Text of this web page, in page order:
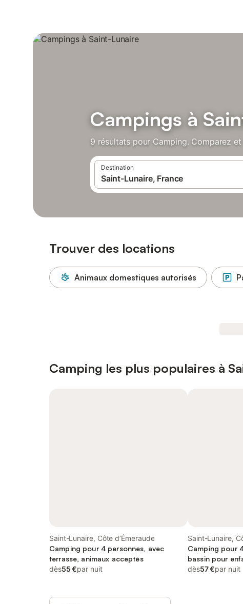
Campings à
9 résultats pour Camping. Comparez
Destination
Trouver des locations
Animaux domestiques autorisés
Camping les plus populaires à
Saint-Lunaire, Côte d’Émeraude
Camping pour 4 personnes, avec
terrasse, animaux acceptés
dès55 €par nuit
Saint-Lunaire,
Camping pour
bassin pour
dès57 €par nuit